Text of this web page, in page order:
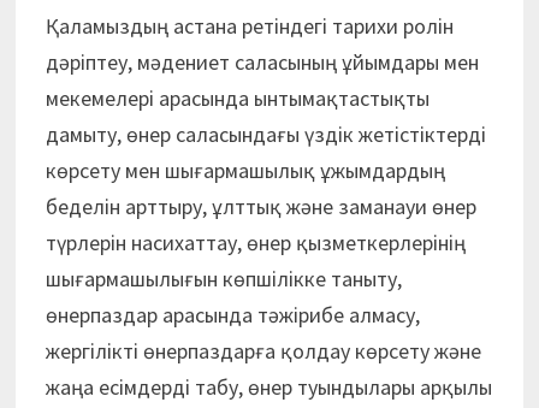
Қаламыздың астана ретіндегі тарихи ролін
дәріптеу, мәдениет саласының ұйымдары мен
мекемелері арасында ынтымақтастықты
дамыту, өнер саласындағы үздік жетістіктерді
көрсету мен шығармашылық ұжымдардың
беделін арттыру, ұлттық және заманауи өнер
түрлерін насихаттау, өнер қызметкерлерінің
шығармашылығын көпшілікке таныту,
өнерпаздар арасында тәжірибе алмасу,
жергілікті өнерпаздарға қолдау көрсету және
жаңа есімдерді табу, өнер туындылары арқылы